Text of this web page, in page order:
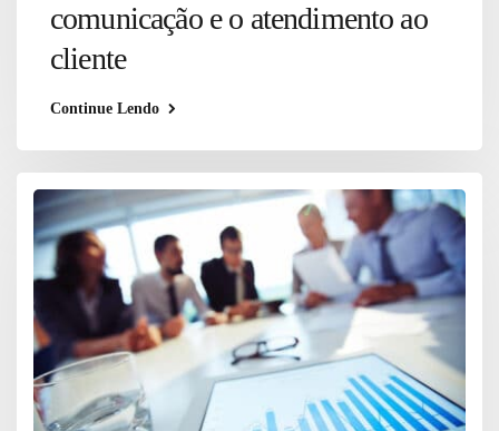
comunicação e o atendimento ao
cliente
Continue Lendo